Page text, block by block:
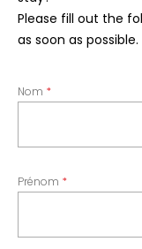
Please fill out the
as soon as possible.
Nom
Prénom